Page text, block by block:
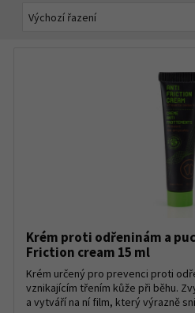
Krém proti odřeninám a
Friction cream 15 ml
Krém určený pro prevenci proti
vznikajícím třením kůže při běhu.
a vytváří na ní film, který výrazně